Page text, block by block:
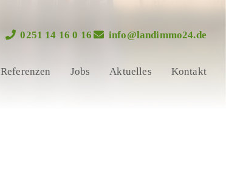
0251 14 16 0 16 info@landimmo24.de
Referenzen Jobs Aktuelles Kontakt